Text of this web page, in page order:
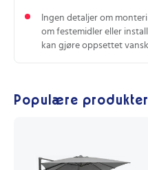
Ingen detaljer om
om festemidler eller
kan gjøre oppsettet
Populære produkter